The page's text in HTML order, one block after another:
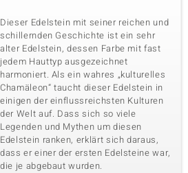
Anzahl und Größe
4 à 2,5 mm
Schliff
Rundschliff
Herkunft
Kenia
Anzahl und Größe
35 à 1,5 mm
Dieser Edelstein mit seiner reichen und
schillernden Geschichte ist ein sehr
alter Edelstein, dessen Farbe mit fast
jedem Hauttyp ausgezeichnet
harmoniert. Als ein wahres „kulturelles
Chamäleon“ taucht dieser Edelstein in
einigen der einflussreichsten Kulturen
der Welt auf. Dass sich so viele
Legenden und Mythen um diesen
Edelstein ranken, erklärt sich daraus,
dass er einer der ersten Edelsteine war,
die je abgebaut wurden.